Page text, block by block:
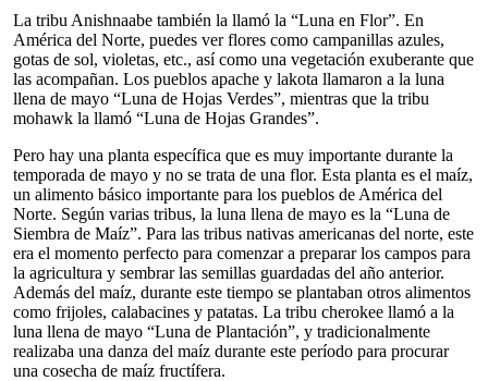
La tribu Anishnaabe también la llamó la “Luna en Flor”. En
América del Norte, puedes ver flores como campanillas azules,
gotas de sol, violetas, etc., así como una vegetación exuberante que
las acompañan. Los pueblos apache y lakota llamaron a la luna
llena de mayo “Luna de Hojas Verdes”, mientras que la tribu
mohawk la llamó “Luna de Hojas Grandes”.
Pero hay una planta específica que es muy importante durante la
temporada de mayo y no se trata de una flor. Esta planta es el maíz,
un alimento básico importante para los pueblos de América del
Norte. Según varias tribus, la luna llena de mayo es la “Luna de
Siembra de Maíz”. Para las tribus nativas americanas del norte, este
era el momento perfecto para comenzar a preparar los campos para
la agricultura y sembrar las semillas guardadas del año anterior.
Además del maíz, durante este tiempo se plantaban otros alimentos
como frijoles, calabacines y patatas. La tribu cherokee llamó a la
luna llena de mayo “Luna de Plantación”, y tradicionalmente
realizaba una danza del maíz durante este período para procurar
una cosecha de maíz fructífera.